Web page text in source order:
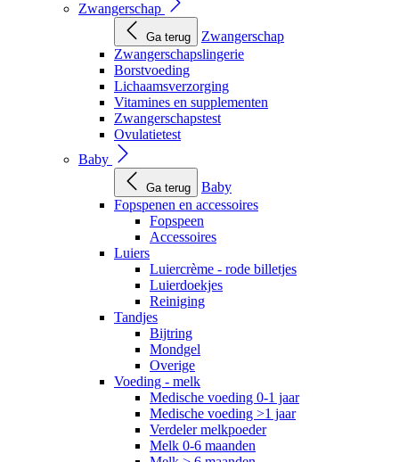
Zwangerschap
Ga terug
Zwangerschap
Zwangerschapslingerie
Borstvoeding
Lichaamsverzorging
Vitamines en supplementen
Zwangerschapstest
Ovulatietest
Baby
Ga terug
Baby
Fopspenen en accessoires
Fopspeen
Accessoires
Luiers
Luiercrème - rode billetjes
Luierdoekjes
Reiniging
Tandjes
Bijtring
Mondgel
Overige
Voeding - melk
Medische voeding 0-1 jaar
Medische voeding >1 jaar
Verdeler melkpoeder
Melk 0-6 maanden